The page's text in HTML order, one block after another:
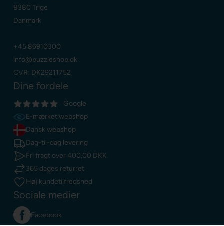
8380 Trige
Danmark
+45 86910300
info@puzzleshop.dk
CVR: DK29211752
Dine fordele
Google
E-mærket webshop
Dansk webshop
Dag-til-dag levering
Fri fragt over 400,00 DKK
365 dages returret
Høj kundetilfredshed
Sociale medier
Facebook